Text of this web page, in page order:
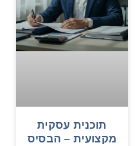
תוכנית עסקית
מקצועית – הבסיס